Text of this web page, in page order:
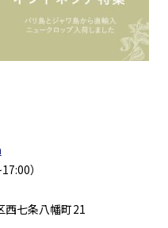
）
七条八幡町21